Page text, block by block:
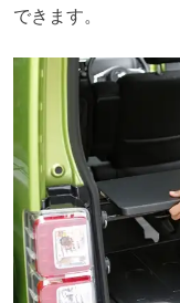
できます。